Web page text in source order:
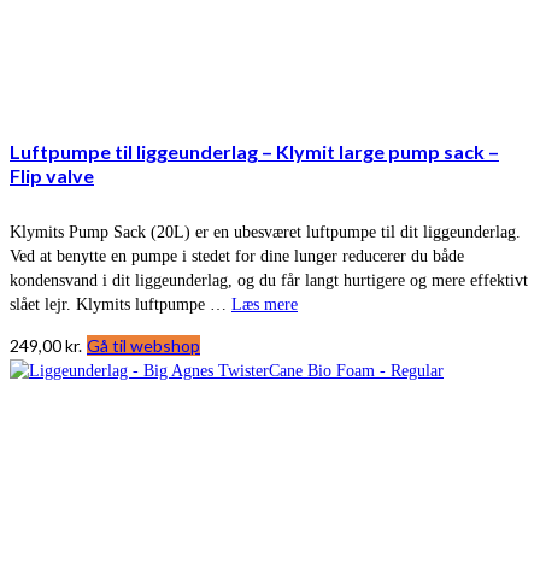
Luftpumpe til liggeunderlag – Klymit large pump sack –
Flip valve
Klymits Pump Sack (20L) er en ubesværet luftpumpe til dit liggeunderlag.
Ved at benytte en pumpe i stedet for dine lunger reducerer du både
kondensvand i dit liggeunderlag, og du får langt hurtigere og mere effektivt
slået lejr. Klymits luftpumpe … Læs mere
249,00kr. Gå til webshop